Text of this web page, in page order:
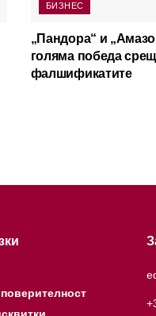
БИЗНЕС
„Пандора“ и
голяма победа
фалшификатите